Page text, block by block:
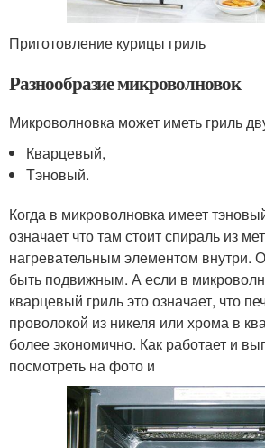
Приготовление курицы гриль
Разнообразие микроволновок
Микроволновка может иметь гриль
Кварцевый,
Тэновый.
Когда в микроволновка имеет
означает что там стоит спираль из
нагревательным элементом внутри.
быть подвижным. А если в
кварцевый гриль это означает, что
проволокой из никеля или хрома в
более экономично. Как работает и
посмотреть на фото и